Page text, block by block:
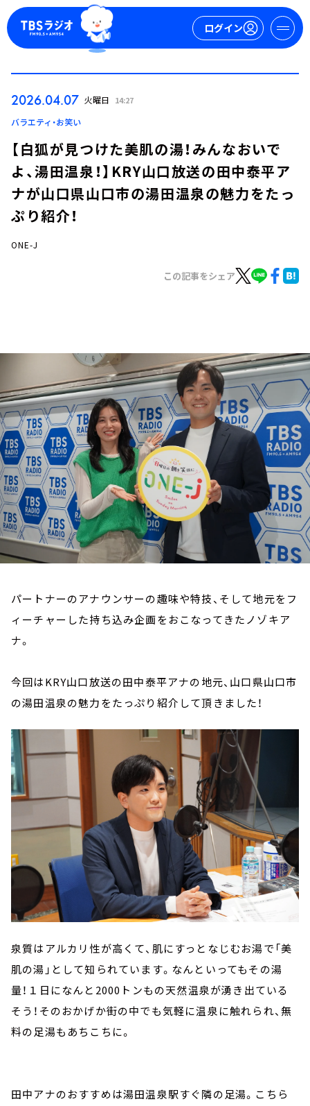
ログイン
ログイン
YouTube
会社情報
2026.04.07 火曜日 14:27
バラエティ・お笑い
【白狐が見つけた美肌の湯！みんなおいで
よ、湯田温泉！】KRY山口放送の田中泰平ア
ナが山口県山口市の湯田温泉の魅力をたっ
ぷり紹介！
ONE-J
この記事をシェア
パートナーのアナウンサーの趣味や特技、そして地元をフ
ィーチャーした持ち込み企画をおこなってきたノゾキア
ナ。
今回はKRY山口放送の田中泰平アナの地元、山口県山口市
の湯田温泉の魅力をたっぷり紹介して頂きました！
泉質はアルカリ性が高くて、肌にすっとなじむお湯で「美
肌の湯」として知られています。なんといってもその湯
量！１日になんと2000トンもの天然温泉が湧き出ている
そう！そのおかげか街の中でも気軽に温泉に触れられ、無
料の足湯もあちこちに。
田中アナのおすすめは湯田温泉駅すぐ隣の足湯。こちら